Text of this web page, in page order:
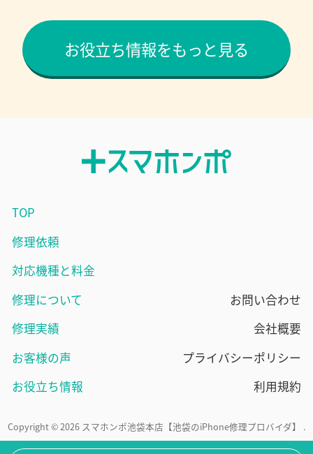
お役立ち情報をもっと見る
TOP
修理依頼
対応機種と料金
修理について
修理実績
お客様の声
お役立ち情報
お問い合わせ
会社概要
プライバシーポリシー
利用規約
Copyright © 2026 スマホンポ池袋本店【池袋のiPhone修理プロバイダ】 .